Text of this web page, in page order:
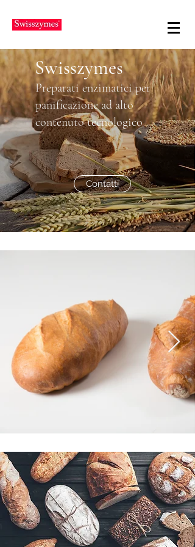
Swisszymes
Preparati enzimatici per
panificazione ad alto
contenuto tecnologico
Contatti